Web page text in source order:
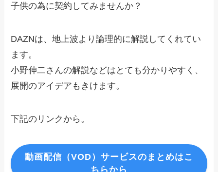
子供の為に契約してみませんか？
DAZNは、地上波より論理的に解説してくれてい
ます。
小野伸二さんの解説などはとても分かりやすく、
展開のアイデアもきけます。
下記のリンクから。
動画配信（VOD）サービスのまとめはこ
ちらから